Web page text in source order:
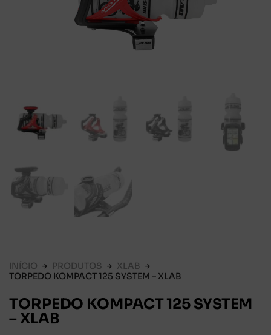
INÍCIO PRODUTOS
XLAB
TORPEDO KOMPACT 125 SYSTEM – XLAB
TORPEDO KOMPACT 125 SYSTEM
– XLAB